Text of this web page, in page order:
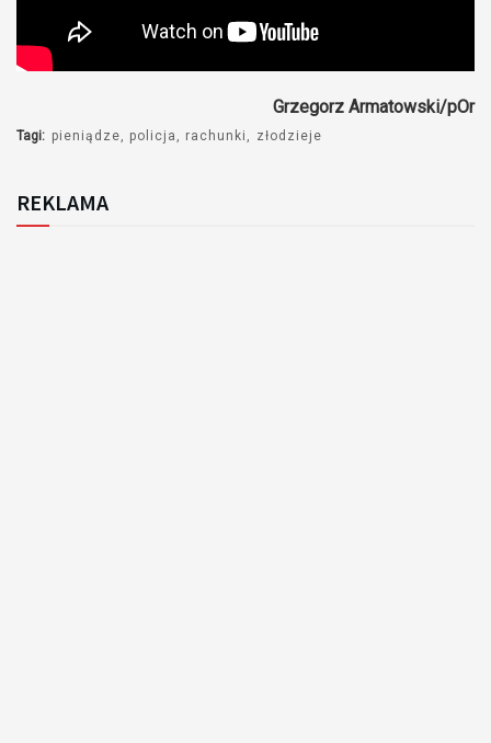
Grzegorz Armatowski/pOr
Tagi: pieniądze policja rachunki złodzieje
REKLAMA